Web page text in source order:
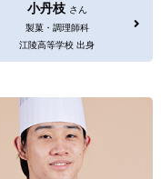
小丹枝 さん
製菓・調理師科
江陵高等学校 出身